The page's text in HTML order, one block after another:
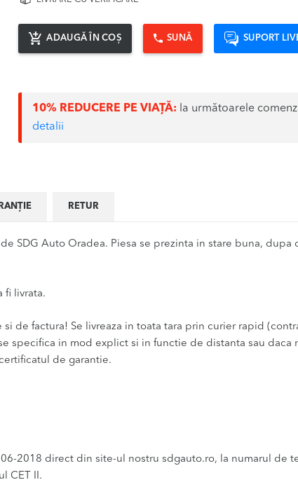
ADAUGĂ ÎN COȘ SUNĂ SUPORT
10% REDUCERE PE VIAȚĂ: la următoarele
detalii
RETUR
SDG Auto Oradea. Piesa se prezinta in stare buna, dupa
fi livrata.
de factura! Se livreaza in toata tara prin curier rapid
specifica in mod explict si in functie de distanta sau daca
de garantie.
2018 direct din site-ul nostru sdgauto.ro, la numarul de
CET II.